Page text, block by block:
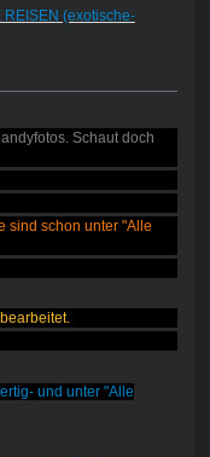
(exotische-
Schaut doch
sind schon unter "Alle
und unter "Alle